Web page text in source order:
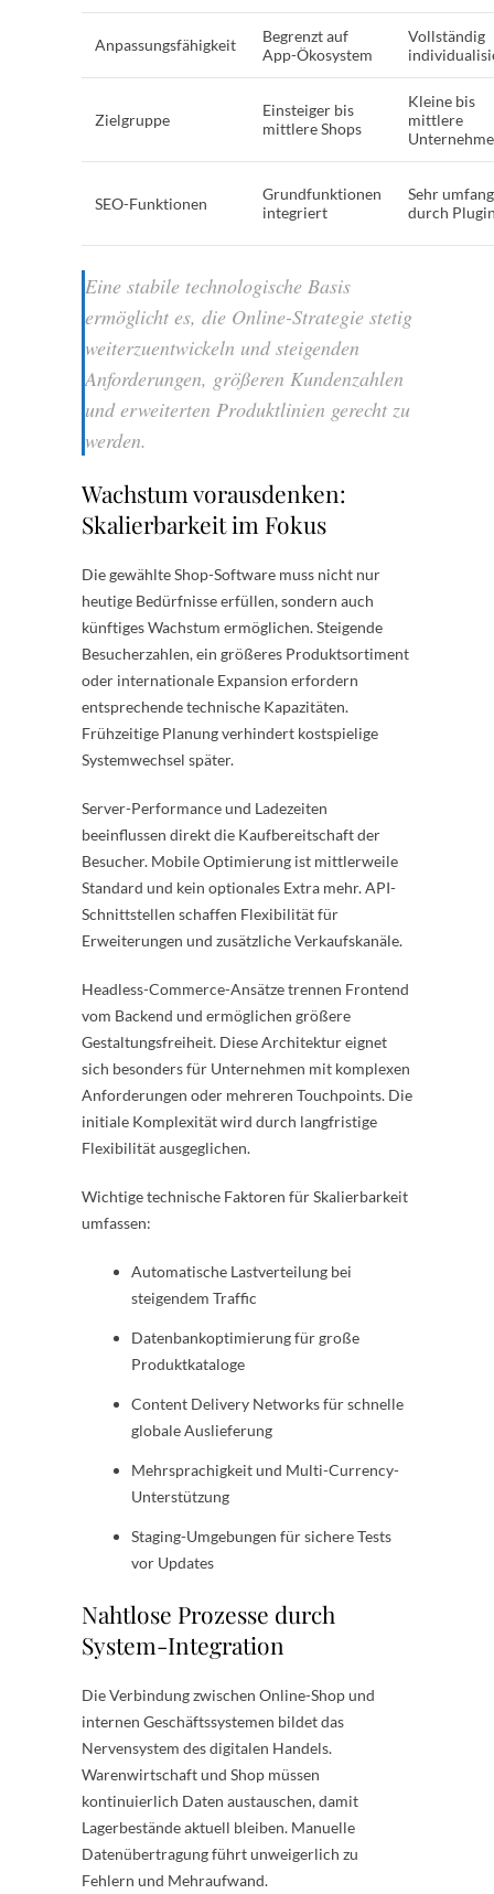
Anpassungsfähigkeit
Begrenzt auf
App-Ökosystem
Vollständig
Zielgruppe
Einsteiger bis
mittlere Shops
Kleine bis
mittlere
SEO-Funktionen
Grundfunktionen
integriert
Sehr
durch
Eine stabile technologische Basis
ermöglicht es, die Online-Strategie stetig
weiterzuentwickeln und steigenden
Anforderungen, größeren Kundenzahlen
und erweiterten Produktlinien gerecht zu
werden.
Wachstum vorausdenken:
Skalierbarkeit im Fokus
Die gewählte Shop-Software muss nicht nur
heutige Bedürfnisse erfüllen, sondern auch
künftiges Wachstum ermöglichen. Steigende
Besucherzahlen, ein größeres Produktsortiment
oder internationale Expansion erfordern
entsprechende technische Kapazitäten.
Frühzeitige Planung verhindert kostspielige
Systemwechsel später.
Server-Performance und Ladezeiten
beeinflussen direkt die Kaufbereitschaft der
Besucher. Mobile Optimierung ist mittlerweile
Standard und kein optionales Extra mehr. API-
Schnittstellen schaffen Flexibilität für
Erweiterungen und zusätzliche Verkaufskanäle.
Headless-Commerce-Ansätze trennen Frontend
vom Backend und ermöglichen größere
Gestaltungsfreiheit. Diese Architektur eignet
sich besonders für Unternehmen mit komplexen
Anforderungen oder mehreren Touchpoints. Die
initiale Komplexität wird durch langfristige
Flexibilität ausgeglichen.
Wichtige technische Faktoren für Skalierbarkeit
umfassen:
Automatische Lastverteilung bei
steigendem Traffic
Datenbankoptimierung für große
Produktkataloge
Content Delivery Networks für schnelle
globale Auslieferung
Mehrsprachigkeit und Multi-Currency-
Unterstützung
Staging-Umgebungen für sichere Tests
vor Updates
Nahtlose Prozesse durch
System-Integration
Die Verbindung zwischen Online-Shop und
internen Geschäftssystemen bildet das
Nervensystem des digitalen Handels.
Warenwirtschaft und Shop müssen
kontinuierlich Daten austauschen, damit
Lagerbestände aktuell bleiben. Manuelle
Datenübertragung führt unweigerlich zu
Fehlern und Mehraufwand.